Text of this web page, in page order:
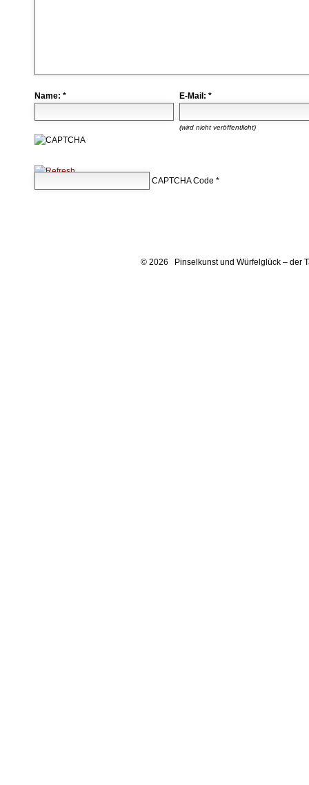
Name: * E-Mail: *
(wird nicht veröffentlicht)
CAPTCHA Code *
© 2026 Pinselkunst und Würfelglück – der